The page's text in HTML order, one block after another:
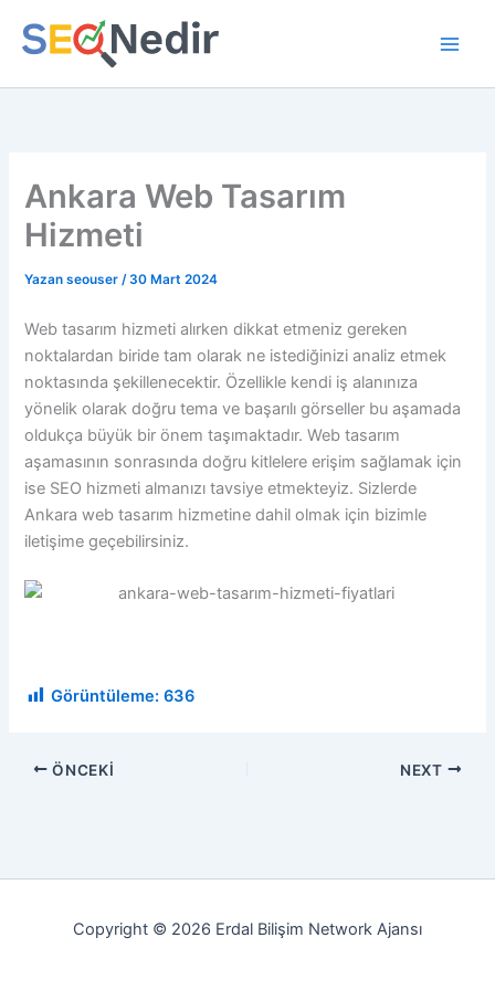
atla
Ankara Web Tasarım
Hizmeti
Yazan seouser/30 Mart 2024
Web tasarım hizmeti alırken dikkat etmeniz gereken
noktalardan biride tam olarak ne istediğinizi analiz etmek
noktasında şekillenecektir. Özellikle kendi iş alanınıza
yönelik olarak doğru tema ve başarılı görseller bu aşamada
oldukça büyük bir önem taşımaktadır. Web tasarım
aşamasının sonrasında doğru kitlelere erişim sağlamak için
ise SEO hizmeti almanızı tavsiye etmekteyiz. Sizlerde
Ankara web tasarım hizmetine dahil olmak için bizimle
iletişime geçebilirsiniz.
Görüntüleme: 636
ÖNCEKI NEXT
Copyright © 2026 Erdal Bilişim Network Ajansı